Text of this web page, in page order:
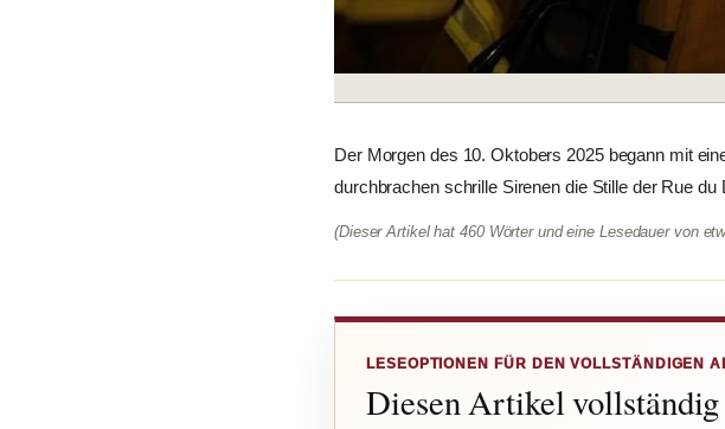
Der Morgen des 10. Oktobers 2025 begann mit
durchbrachen schrille Sirenen die Stille der Rue
(Dieser Artikel hat 460 Wörter und eine Lesedauer von
LESEOPTIONEN FÜR DEN VOLLSTÄNDIGEN
Diesen Artikel vollständig